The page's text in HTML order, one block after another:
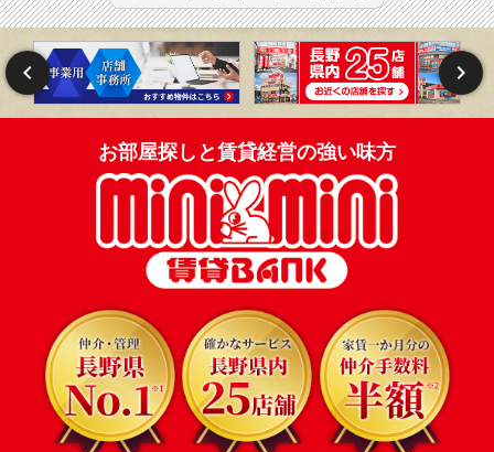
お部屋探しと賃貸経営の強い味方